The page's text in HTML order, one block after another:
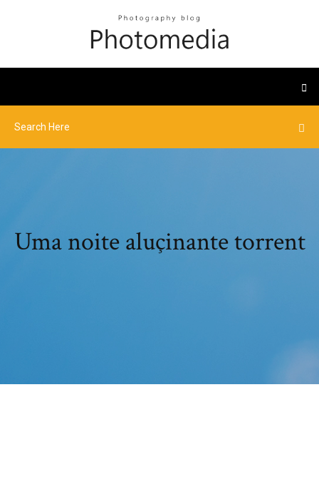
Uma noite aluçinante torrent